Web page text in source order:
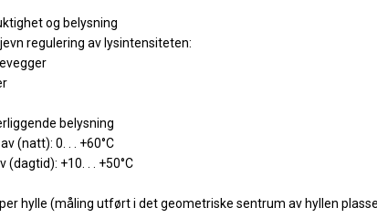
og belysning
regulering av lysintensiteten:
belysning
(natt): 0. . . +60°C
+10. . . +50°C
hylle (måling utført i det geometriske sentrum av hyllen